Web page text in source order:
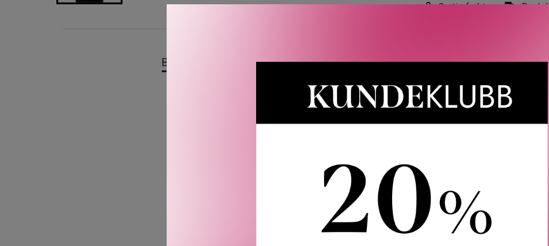
Gratis frakt Rask
BESKRIVELSE OMTALER SPØRSMÅL & SVAR SLIK GJØR DU
Mizensir Perfect Oud Extrait. Selve essensen av oud, foredlet i en parfyme.
Denne nye tolkningen av Perfect Oud viderefører temaet fra sin forgjenger: fascinasjonen
ekstraordinært treverk som sakte brenner over glør. Men her dykker Alberto Morillas
Alaskaseder, med sine mineralske og tett læraktige nyanser, forblir hovedpersonen –
gjennom kardemomme og en nesten likøraktig dybde med rom. Kontrasten mellom disse
og den blomstrete og ravaktige noten som avrunder komposisjonen, får uttrykke seg
om dette treverket vender så tilbake – sterkere og mer mystisk enn før.